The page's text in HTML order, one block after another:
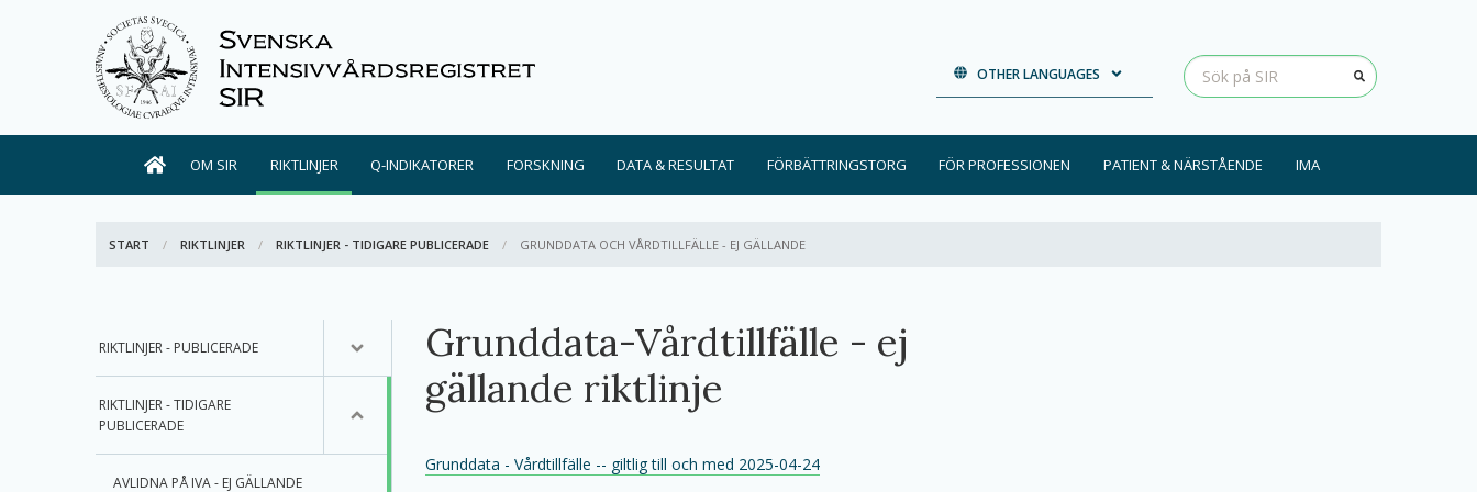
OTHER LANGUAGES
OM SIR RIKTLINJER Q-INDIKATORER FORSKNING DATA & RESULTAT FÖRBÄTTRINGSTORG FÖR PROFESSIONEN PATIENT & NÄRSTÅENDE IMA
START RIKTLINJER RIKTLINJER - TIDIGARE PUBLICERADE AKTIV:
GRUNDDATA OCH VÅRDTILLFÄLLE - EJ GÄLLANDE
RIKTLINJER - PUBLICERADE
RIKTLINJER - TIDIGARE
PUBLICERADE
AVLIDNA PÅ IVA - EJ GÄLLANDE
Grunddata-Vårdtillfälle - ej
gällande riktlinje
Grunddata - Vårdtillfälle -- giltlig till och med 2025-04-24